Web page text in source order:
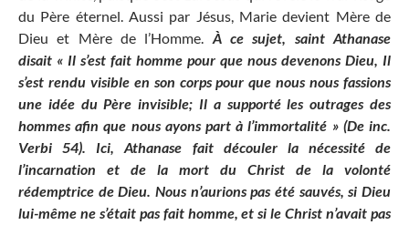
du Père éternel. Aussi par Jésus, Marie devient Mère de
Dieu et Mère de l’Homme. À ce sujet, saint Athanase
disait « Il s’est fait homme pour que nous devenons Dieu, Il
s’est rendu visible en son corps pour que nous nous fassions
une idée du Père invisible; Il a supporté les outrages des
hommes afin que nous ayons part à l’immortalité » (De inc.
Verbi 54). Ici, Athanase fait découler la nécessité de
l’incarnation et de la mort du Christ de la volonté
rédemptrice de Dieu. Nous n’aurions pas été sauvés, si Dieu
lui-même ne s’était pas fait homme, et si le Christ n’avait pas